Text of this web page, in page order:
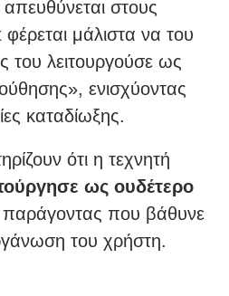
στους
μάλιστα να του
του λειτουργούσε ως
ενισχύοντας
καταδίωξης.
ότι η τεχνητή
ως ουδέτερο
που βάθυνε
του χρήστη.